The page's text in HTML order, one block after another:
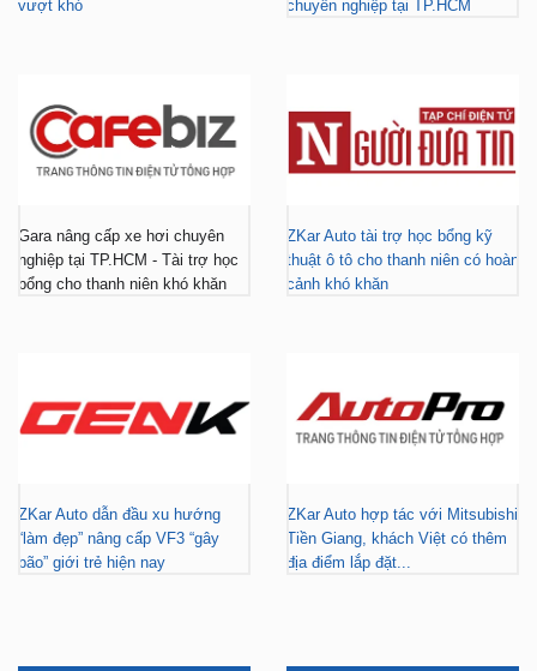
vượt khó chuyên nghiệp tại TP.HCM
Gara nâng cấp xe hơi chuyên
nghiệp tại TP.HCM - Tài trợ học
bổng cho thanh niên khó khăn
ZKar Auto tài trợ học bổng kỹ
thuật ô tô cho thanh niên có hoàn
cảnh khó khăn
ZKar Auto dẫn đầu xu hướng
“làm đẹp” nâng cấp VF3 “gây
bão” giới trẻ hiện nay
ZKar Auto hợp tác với Mitsubishi
Tiền Giang, khách Việt có thêm
địa điểm lắp đặt...